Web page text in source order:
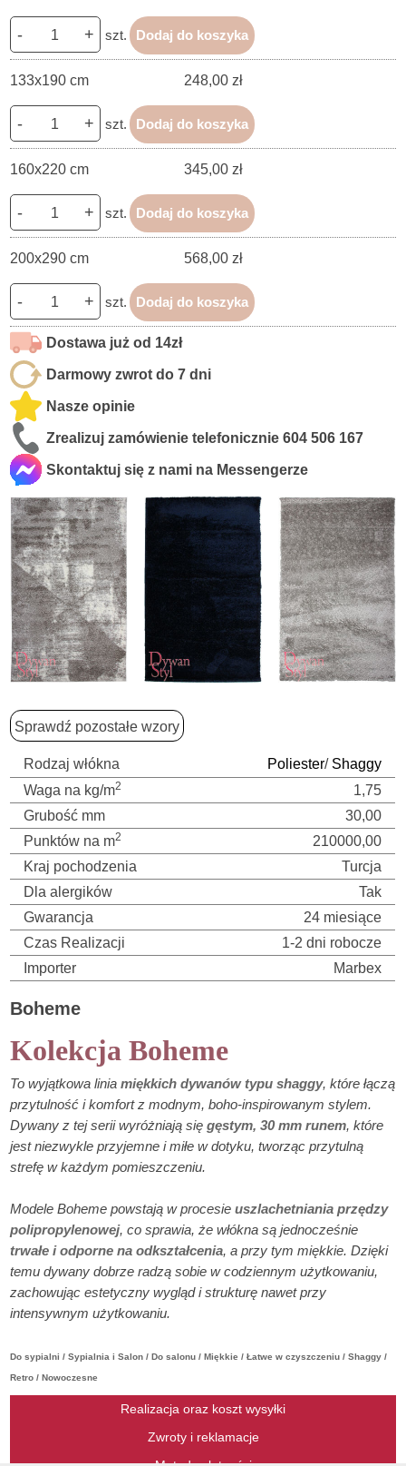
- + szt. Dodaj do koszyka
133x190 cm 248,00 zł
- + szt. Dodaj do koszyka
160x220 cm 345,00 zł
- + szt. Dodaj do koszyka
200x290 cm 568,00 zł
- + szt. Dodaj do koszyka
Dostawa już od 14zł
Darmowy zwrot do 7 dni
Nasze opinie
Zrealizuj zamówienie telefonicznie604 506 167
Skontaktuj się z nami na Messengerze
Sprawdź pozostałe wzory
Rodzaj włókna Poliester/ Shaggy
Waga na kg/m2
1,75
Grubość mm
30,00
Punktów na m2
210000,00
Kraj pochodzenia
Turcja
Dla alergików
Tak
Gwarancja
24 miesiące
Czas Realizacji
1-2 dni robocze
Importer
Marbex
Boheme
Kolekcja Boheme
To wyjątkowa liniamiękkich dywanów typu shaggy, które łączą
przytulność i komfort z modnym, boho-inspirowanym stylem.
Dywany z tej serii wyróżniają sięgęstym, 30 mm runem, które
jest niezwykle przyjemne i miłe w dotyku, tworząc przytulną
strefę w każdym pomieszczeniu.
Modele Boheme powstają w procesieuszlachetniania przędzy
polipropylenowej, co sprawia, że włókna są jednocześnie
trwałe i odporne na odkształcenia, a przy tym miękkie. Dzięki
temu dywany dobrze radzą sobie w codziennym użytkowaniu,
zachowując estetyczny wygląd i strukturę nawet przy
intensywnym użytkowaniu.
Do sypialni / Sypialnia i Salon / Do salonu / Miękkie / Łatwe w czyszczeniu / Shaggy /
Retro / Nowoczesne
Realizacja oraz koszt wysyłki
Zwroty i reklamacje